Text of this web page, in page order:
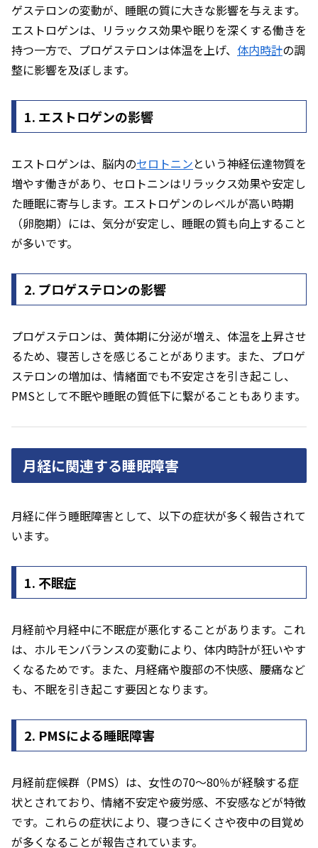
ゲステロンの変動が、睡眠の質に大きな影響を与えます。
エストロゲンは、リラックス効果や眠りを深くする働きを
持つ一方で、プロゲステロンは体温を上げ、 体内時計の調
整に影響を及ぼします。
1. エストロゲンの影響
エストロゲンは、脳内のセロトニンという神経伝達物質を
増やす働きがあり、セロトニンはリラックス効果や安定し
た睡眠に寄与します。エストロゲンのレベルが高い時期
（卵胞期）には、気分が安定し、睡眠の質も向上すること
が多いです。
2. プロゲステロンの影響
プロゲステロンは、黄体期に分泌が増え、体温を上昇させ
るため、寝苦しさを感じることがあります。また、プロゲ
ステロンの増加は、情緒面でも不安定さを引き起こし、
PMSとして不眠や睡眠の質低下に繋がることもあります。
月経に関連する睡眠障害
月経に伴う睡眠障害として、以下の症状が多く報告されて
います。
1. 不眠症
月経前や月経中に不眠症が悪化することがあります。これ
は、ホルモンバランスの変動により、体内時計が狂いやす
くなるためです。また、月経痛や腹部の不快感、腰痛など
も、不眠を引き起こす要因となります。
2. PMSによる睡眠障害
月経前症候群（PMS）は、女性の70〜80％が経験する症
状とされており、情緒不安定や疲労感、不安感などが特徴
です。これらの症状により、寝つきにくさや夜中の目覚め
が多くなることが報告されています。